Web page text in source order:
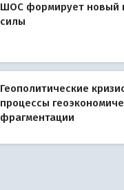
ШОС формирует новый
силы
Геополитические
процессы
фрагментации